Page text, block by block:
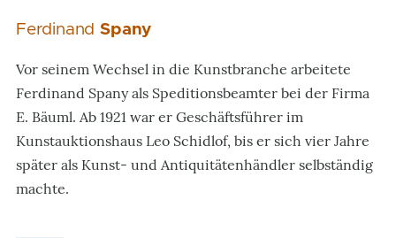
FerdinandSpany
Vor seinem Wechsel in die Kunstbranche arbeitete
Ferdinand Spany als Speditionsbeamter bei der Firma
E. Bäuml. Ab 1921 war er Geschäftsführer im
Kunstauktionshaus Leo Schidlof, bis er sich vier Jahre
später als Kunst- und Antiquitätenhändler selbständig
machte.